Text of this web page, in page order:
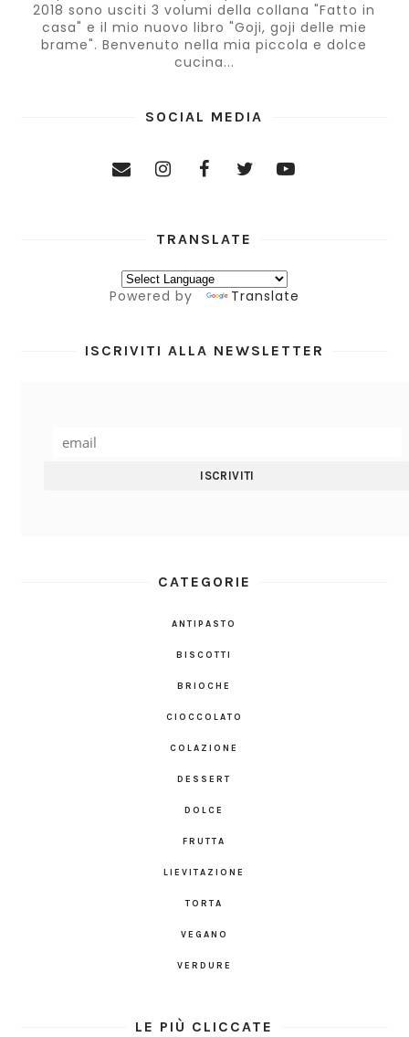
2018 sono usciti 3 volumi della collana "Fatto in
casa" e il mio nuovo libro "Goji, goji delle mie
brame". Benvenuto nella mia piccola e dolce
cucina...
SOCIAL MEDIA
TRANSLATE
Powered by Translate
ISCRIVITI ALLA NEWSLETTER
CATEGORIE
ANTIPASTO
BISCOTTI
BRIOCHE
CIOCCOLATO
COLAZIONE
DESSERT
DOLCE
FRUTTA
LIEVITAZIONE
TORTA
VEGANO
VERDURE
LE PIÙ CLICCATE